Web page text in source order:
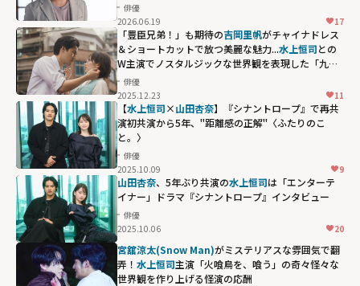
Snow Man・宮舘
涼太が俳優とし
ての力量を示し
た、水上恒司主
演のミステリー
映画「火喰鳥
を、喰う」"
width="304"
height="203"
loading="lazy"
fetchpriority="h
igh">
俳優
2026.06.19
17
「豊臣兄弟！」も期待の吉岡里帆がチャイナドレス
＆ショートカットで放つ美麗な魅力...水上恒司との
W主演でノスタルジックな世界観を表現した「九龍
ジェネリックロマンス」
俳優
2025.12.23
11
【水上恒司×山田杏奈】『シナントロープ』で再共
演――初共演から5年、"距離感の正解"〈ふたりのこ
と。〉
俳優
2025.10.09
9
山田杏奈、5年ぶり共演の水上恒司は「エンターテ
イナー」ドラマ『シナントロープ』インタビュー
俳優
2025.10.06
20
宮舘涼太(Snow Man)がミステリアスな雰囲気で翻
弄！ 水上恒司主演「火喰鳥を、喰う」の奇々怪々な
世界観を作り上げる怪演の応酬